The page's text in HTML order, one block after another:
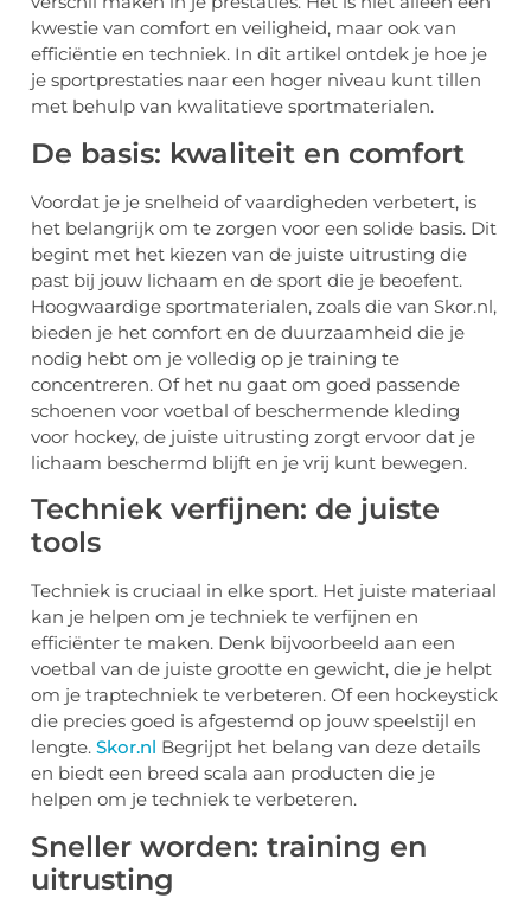
kwestie van comfort en veiligheid, maar ook van
efficiëntie en techniek. In dit artikel ontdek je hoe je
je sportprestaties naar een hoger niveau kunt tillen
met behulp van kwalitatieve sportmaterialen.
De basis: kwaliteit en comfort
Voordat je je snelheid of vaardigheden verbetert, is
het belangrijk om te zorgen voor een solide basis. Dit
begint met het kiezen van de juiste uitrusting die
past bij jouw lichaam en de sport die je beoefent.
Hoogwaardige sportmaterialen, zoals die van Skor.nl,
bieden je het comfort en de duurzaamheid die je
nodig hebt om je volledig op je training te
concentreren. Of het nu gaat om goed passende
schoenen voor voetbal of beschermende kleding
voor hockey, de juiste uitrusting zorgt ervoor dat je
lichaam beschermd blijft en je vrij kunt bewegen.
Techniek verfijnen: de juiste
tools
Techniek is cruciaal in elke sport. Het juiste materiaal
kan je helpen om je techniek te verfijnen en
efficiënter te maken. Denk bijvoorbeeld aan een
voetbal van de juiste grootte en gewicht, die je helpt
om je traptechniek te verbeteren. Of een hockeystick
die precies goed is afgestemd op jouw speelstijl en
lengte. Skor.nl Begrijpt het belang van deze details
en biedt een breed scala aan producten die je
helpen om je techniek te verbeteren.
Sneller worden: training en
uitrusting